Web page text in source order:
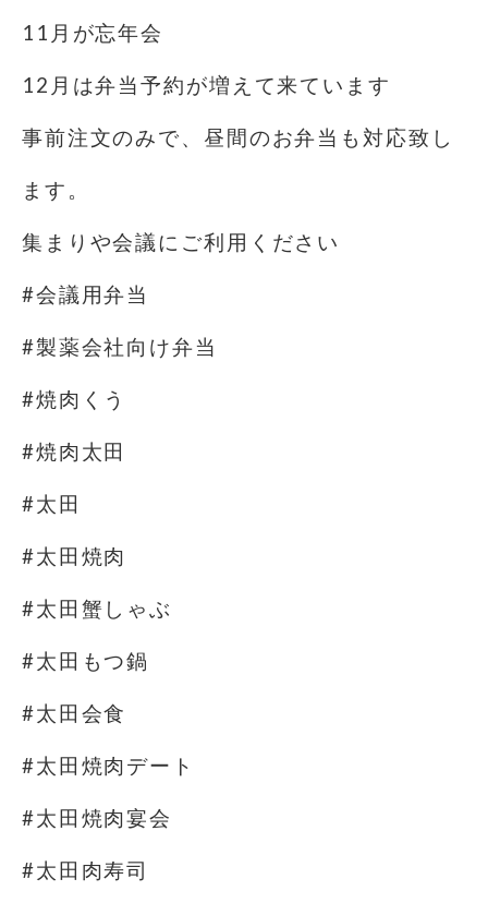
11月が忘年会
12月は弁当予約が増えて来ています
事前注文のみで、昼間のお弁当も対応致し
ます。
集まりや会議にご利用ください
#会議用弁当
#製薬会社向け弁当
#焼肉くう
#焼肉太田
#太田
#太田焼肉
#太田蟹しゃぶ
#太田もつ鍋
#太田会食
#太田焼肉デート
#太田焼肉宴会
#太田肉寿司